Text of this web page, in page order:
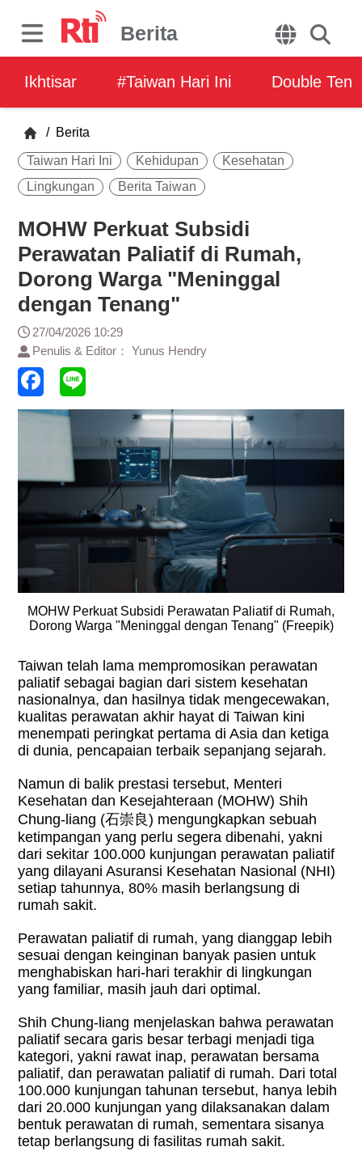
Berita
Ikhtisar #Taiwan Hari Ini Double Ten
/ Berita
Taiwan Hari Ini Kehidupan
Kesehatan
Lingkungan
Berita Taiwan
MOHW Perkuat Subsidi
Perawatan Paliatif di Rumah,
Dorong Warga "Meninggal
dengan Tenang"
27/04/2026 10:29
Penulis & Editor： Yunus Hendry
MOHW Perkuat Subsidi Perawatan Paliatif di Rumah,
Dorong Warga "Meninggal dengan Tenang" (Freepik)
Taiwan telah lama mempromosikan perawatan
paliatif sebagai bagian dari sistem kesehatan
nasionalnya, dan hasilnya tidak mengecewakan,
kualitas perawatan akhir hayat di Taiwan kini
menempati peringkat pertama di Asia dan ketiga
di dunia, pencapaian terbaik sepanjang sejarah.
Namun di balik prestasi tersebut, Menteri
Kesehatan dan Kesejahteraan (MOHW) Shih
Chung-liang (石崇良) mengungkapkan sebuah
ketimpangan yang perlu segera dibenahi, yakni
dari sekitar 100.000 kunjungan perawatan paliatif
yang dilayani Asuransi Kesehatan Nasional (NHI)
setiap tahunnya, 80% masih berlangsung di
rumah sakit.
Perawatan paliatif di rumah, yang dianggap lebih
sesuai dengan keinginan banyak pasien untuk
menghabiskan hari-hari terakhir di lingkungan
yang familiar, masih jauh dari optimal.
Shih Chung-liang menjelaskan bahwa perawatan
paliatif secara garis besar terbagi menjadi tiga
kategori, yakni rawat inap, perawatan bersama
paliatif, dan perawatan paliatif di rumah. Dari total
100.000 kunjungan tahunan tersebut, hanya lebih
dari 20.000 kunjungan yang dilaksanakan dalam
bentuk perawatan di rumah, sementara sisanya
tetap berlangsung di fasilitas rumah sakit.